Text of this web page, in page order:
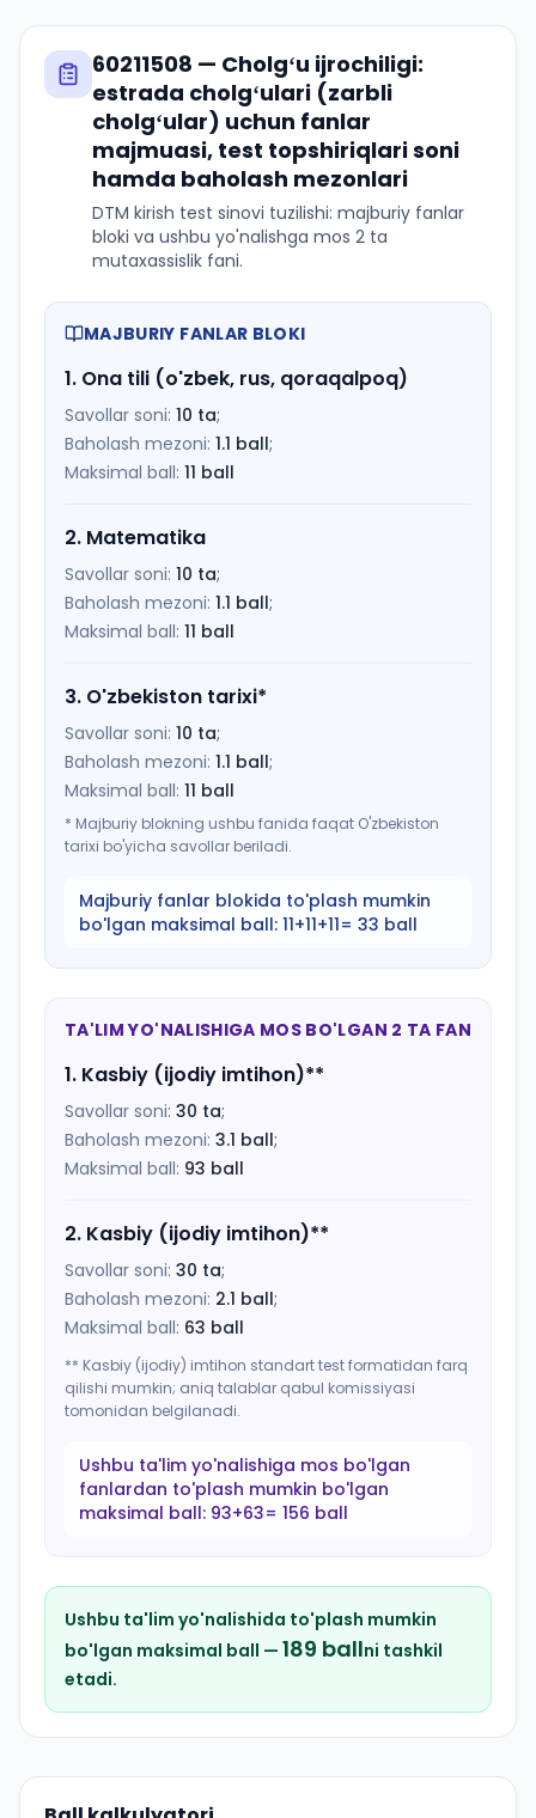
60211508 — Cholgʻu ijrochiligi:
estrada cholgʻulari (zarbli
cholgʻular) uchun fanlar
majmuasi, test topshiriqlari soni
hamda baholash mezonlari
DTM kirish test sinovi tuzilishi: majburiy fanlar
bloki va ushbu yo'nalishga mos 2 ta
mutaxassislik fani.
MAJBURIY FANLAR BLOKI
1. Ona tili (o'zbek, rus, qoraqalpoq)
Savollar soni: 10 ta;
Baholash mezoni: 1.1 ball;
Maksimal ball: 11 ball
2. Matematika
Savollar soni: 10 ta;
Baholash mezoni: 1.1 ball;
Maksimal ball: 11 ball
3. O'zbekiston tarixi*
Savollar soni: 10 ta;
Baholash mezoni: 1.1 ball;
Maksimal ball: 11 ball
* Majburiy blokning ushbu fanida faqat O'zbekiston
tarixi bo'yicha savollar beriladi.
Majburiy fanlar blokida to'plash mumkin
bo'lgan maksimal ball: 11+11+11= 33 ball
TA'LIM YO'NALISHIGA MOS BO'LGAN 2 TA FAN
1. Kasbiy (ijodiy imtihon)**
Savollar soni: 30 ta;
Baholash mezoni: 3.1 ball;
Maksimal ball: 93 ball
2. Kasbiy (ijodiy imtihon)**
Savollar soni: 30 ta;
Baholash mezoni: 2.1 ball;
Maksimal ball: 63 ball
** Kasbiy (ijodiy) imtihon standart test formatidan farq
qilishi mumkin; aniq talablar qabul komissiyasi
tomonidan belgilanadi.
Ushbu ta'lim yo'nalishiga mos bo'lgan
fanlardan to'plash mumkin bo'lgan
maksimal ball: 93+63= 156 ball
Ushbu ta'lim yo'nalishida to'plash mumkin
bo'lgan maksimal ball — 189 ballni tashkil
etadi.